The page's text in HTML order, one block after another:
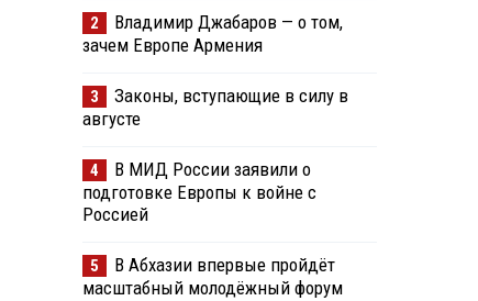
2
Владимир Джабаров — о том,
зачем Европе Армения
3
Законы, вступающие в силу в
августе
4
В МИД России заявили о
подготовке Европы к войне с
Россией
5
В Абхазии впервые пройдёт
масштабный молодёжный форум